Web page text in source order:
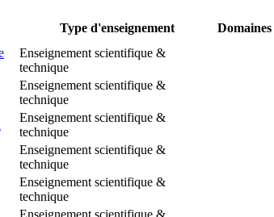
Type d'enseignement Domaines
Enseignement scientifique &
technique
Enseignement scientifique &
technique
Enseignement scientifique &
technique
Enseignement scientifique &
technique
Enseignement scientifique &
technique
Enseignement scientifique &